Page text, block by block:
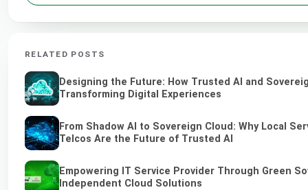
RELATED POSTS
Designing the Future: How Trusted AI and
Transforming Digital Experiences
From Shadow AI to Sovereign Cloud: Why Local
Telcos Are the Future of Trusted AI
Empowering IT Service Provider Through Green
Independent Cloud Solutions